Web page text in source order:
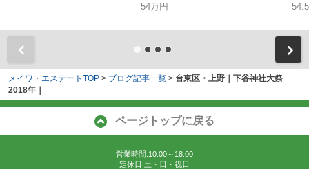
54万円
メイワ・エステートTOP > ブログ記事一覧 > 台東区・上野｜下谷神社大祭
2018年｜
ページトップに戻る
営業時間:10:00～18:00
定休日:土・日・祝日